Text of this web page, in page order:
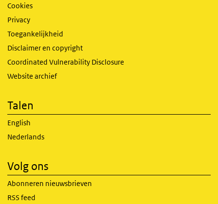
Cookies
Privacy
Toegankelijkheid
Disclaimer en copyright
Coordinated Vulnerability Disclosure
Website archief
Talen
English
Nederlands
Volg ons
Abonneren nieuwsbrieven
RSS feed